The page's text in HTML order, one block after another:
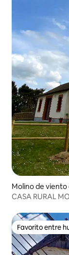
Molino de
CASA RURAL
Favorito entre
Favorito entre